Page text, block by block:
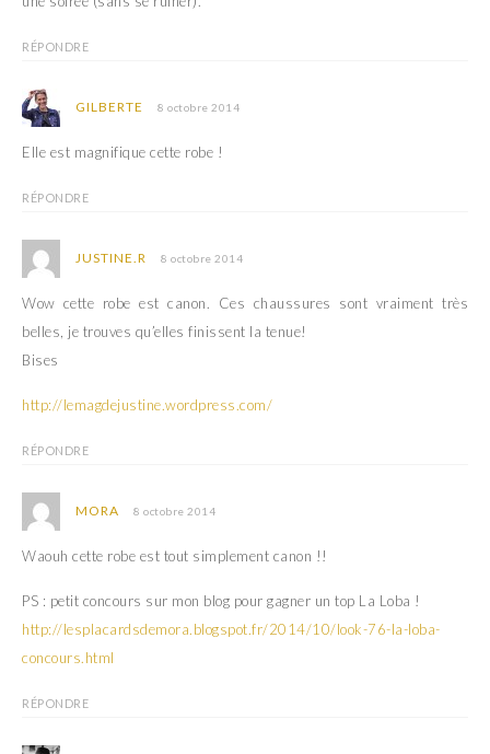
RÉPONDRE
GILBERTE 8 octobre 2014
Elle est magnifique cette robe !
RÉPONDRE
JUSTINE.R 8 octobre 2014
Wow cette robe est canon. Ces chaussures sont vraiment très
belles, je trouves qu’elles finissent la tenue!
Bises
http://lemagdejustine.wordpress.com/
RÉPONDRE
MORA 8 octobre 2014
Waouh cette robe est tout simplement canon !!
PS : petit concours sur mon blog pour gagner un top La Loba !
http://lesplacardsdemora.blogspot.fr/2014/10/look-76-la-loba-
concours.html
RÉPONDRE